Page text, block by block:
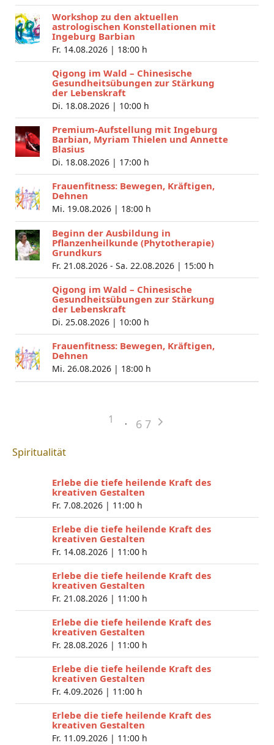
Workshop zu den aktuellen
astrologischen Konstellationen mit
Ingeburg Barbian
Fr. 14.08.2026 | 18:00 h
Qigong im Wald – Chinesische
Gesundheitsübungen zur Stärkung
der Lebenskraft
Di. 18.08.2026 | 10:00 h
Premium-Aufstellung mit Ingeburg
Barbian, Myriam Thielen und Annette
Blasius
Di. 18.08.2026 | 17:00 h
Frauenfitness: Bewegen, Kräftigen,
Dehnen
Mi. 19.08.2026 | 18:00 h
Beginn der Ausbildung in
Pflanzenheilkunde (Phytotherapie)
Grundkurs
Fr. 21.08.2026 - Sa. 22.08.2026 | 15:00 h
Qigong im Wald – Chinesische
Gesundheitsübungen zur Stärkung
der Lebenskraft
Di. 25.08.2026 | 10:00 h
Frauenfitness: Bewegen, Kräftigen,
Dehnen
Mi. 26.08.2026 | 18:00 h
1 6 7
Spiritualität
Erlebe die tiefe heilende Kraft des
kreativen Gestalten
Fr. 7.08.2026 | 11:00 h
Erlebe die tiefe heilende Kraft des
kreativen Gestalten
Fr. 14.08.2026 | 11:00 h
Erlebe die tiefe heilende Kraft des
kreativen Gestalten
Fr. 21.08.2026 | 11:00 h
Erlebe die tiefe heilende Kraft des
kreativen Gestalten
Fr. 28.08.2026 | 11:00 h
Erlebe die tiefe heilende Kraft des
kreativen Gestalten
Fr. 4.09.2026 | 11:00 h
Erlebe die tiefe heilende Kraft des
kreativen Gestalten
Fr. 11.09.2026 | 11:00 h